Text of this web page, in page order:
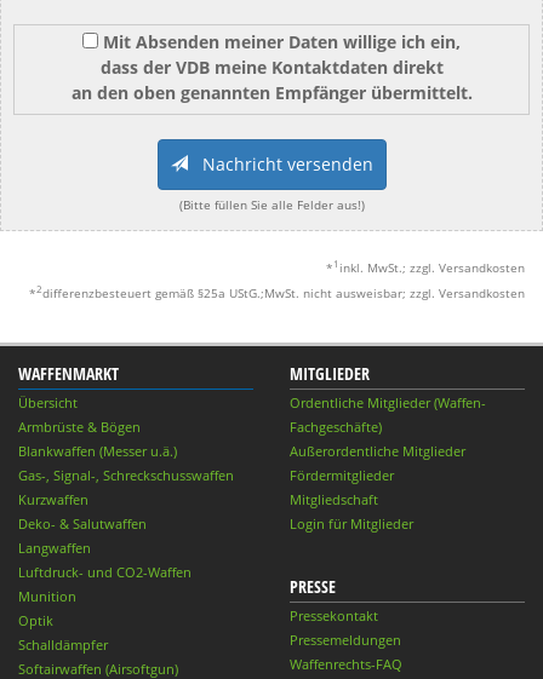
Mit Absenden meiner Daten willige ich ein,
dass der VDB meine Kontaktdaten direkt
an den oben genannten Empfänger übermittelt.
Nachricht versenden
(Bitte füllen Sie alle Felder aus!)
* 1 inkl. MwSt.; zzgl. Versandkosten
*2differenzbesteuert gemäß §25a UStG.;MwSt. nicht ausweisbar; zzgl. Versandkosten
WAFFENMARKT
Übersicht
Armbrüste & Bögen
Blankwaffen (Messer u.ä.)
Gas-, Signal-, Schreckschusswaffen
Kurzwaffen
Deko- & Salutwaffen
Langwaffen
Luftdruck- und CO2-Waffen
Munition
Optik
Schalldämpfer
Softairwaffen (Airsoftgun)
MITGLIEDER
Ordentliche Mitglieder (Waffen-
Fachgeschäfte)
Außerordentliche Mitglieder
Fördermitglieder
Mitgliedschaft
Login für Mitglieder
PRESSE
Pressekontakt
Pressemeldungen
Waffenrechts-FAQ